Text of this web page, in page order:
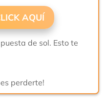
AQUÍ
de sol. Esto te
perderte!